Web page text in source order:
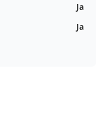
Ja
Ja